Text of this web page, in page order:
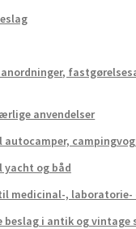
anvendelser
autocamper,
yacht og båd
medicinal-, laboratorie-
beslag i antik og vintage